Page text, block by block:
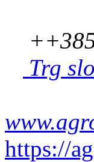
++385
Trg
https://